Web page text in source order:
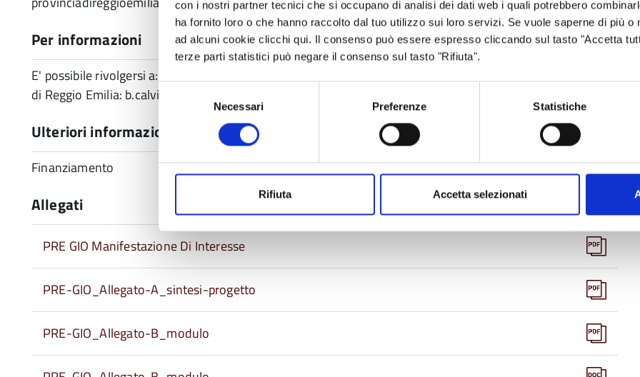
con i nostri partner tecnici che si occupano di analisi dei dati web i quali potrebbero
ha fornito loro o che hanno raccolto dal tuo utilizzo sui loro servizi. Se vuole saperne di più o
ad alcuni cookie clicchi qui. Il consenso può essere espresso cliccando sul tasto "Accetta
terze parti statistici può negare il consenso sul tasto "Rifiuta".
Selezione
Necessari Preferenze Statistiche
Rifiuta Accetta selezionati
Per informazioni
E' possibile rivolgersi a: Servizio “Sicurezza sismica, Edilizia e Programmazione Scolastica” della Provincia
di Reggio Emilia: b.calvi@provincia.re.it, chiara.ferretti@provincia.re.it.
Ulteriori informazioni
Finanziamento
Allegati
PRE GIO Manifestazione Di Interesse
PRE-GIO_Allegato-A_sintesi-progetto
PRE-GIO_Allegato-B_modulo